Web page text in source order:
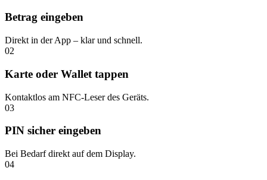
Betrag eingeben
Direkt in der App – klar und schnell.
02
Karte oder Wallet tappen
Kontaktlos am NFC-Leser des Geräts.
03
PIN sicher eingeben
Bei Bedarf direkt auf dem Display.
04